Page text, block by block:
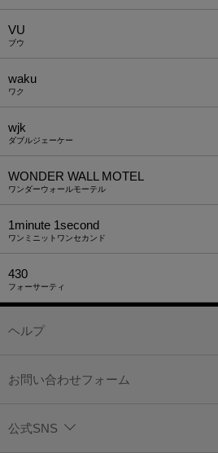
VU
ブウ
waku
ワク
wjk
ダブルジェーケー
WONDER WALL MOTEL
ワンダーウォールモーテル
1minute​ 1second
ワンミニットワンセカンド
430
フォーサーティ
ヘルプ
お問い合わせフォーム
公式SNS